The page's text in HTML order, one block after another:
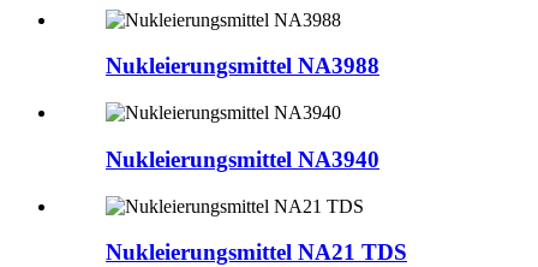
Nukleierungsmittel NA3988
Nukleierungsmittel NA3940
Nukleierungsmittel NA21 TDS